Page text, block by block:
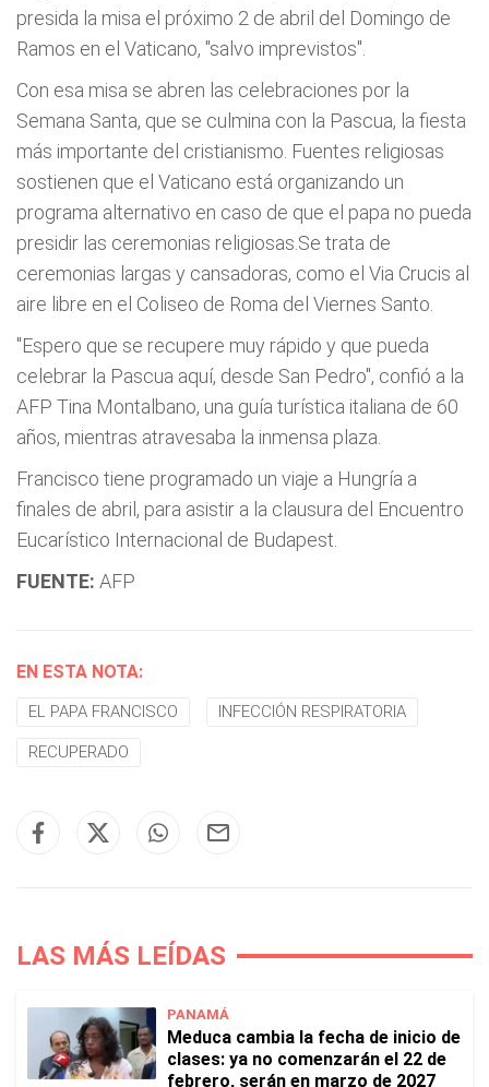
presida la misa el próximo 2 de abril del Domingo de
Ramos en el Vaticano, "salvo imprevistos".
Con esa misa se abren las celebraciones por la
Semana Santa, que se culmina con la Pascua, la fiesta
más importante del cristianismo. Fuentes religiosas
sostienen que el Vaticano está organizando un
programa alternativo en caso de que el papa no pueda
presidir las ceremonias religiosas.Se trata de
ceremonias largas y cansadoras, como el Via Crucis al
aire libre en el Coliseo de Roma del Viernes Santo.
"Espero que se recupere muy rápido y que pueda
celebrar la Pascua aquí, desde San Pedro", confió a la
AFP Tina Montalbano, una guía turística italiana de 60
años, mientras atravesaba la inmensa plaza.
Francisco tiene programado un viaje a Hungría a
finales de abril, para asistir a la clausura del Encuentro
Eucarístico Internacional de Budapest.
FUENTE: AFP
EN ESTA NOTA:
EL PAPA FRANCISCO INFECCIÓN RESPIRATORIA
RECUPERADO
LAS MÁS LEÍDAS
PANAMÁ
Meduca cambia la fecha de inicio de
clases: ya no comenzarán el 22 de
febrero, serán en marzo de 2027